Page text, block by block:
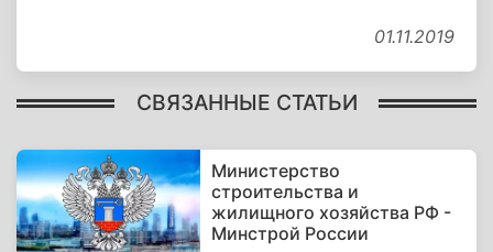
01.11.2019
СВЯЗАННЫЕ СТАТЬИ
Министерство
строительства и
жилищного хозяйства РФ -
Минстрой России